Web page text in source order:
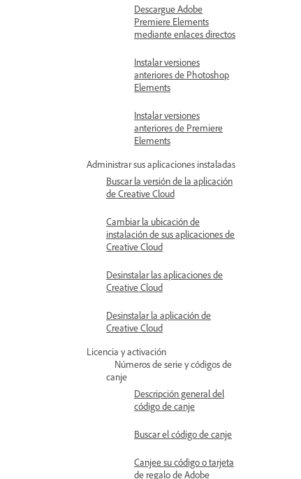
Descargue Adobe
Premiere Elements
mediante enlaces directos
Instalar versiones
anteriores de Photoshop
Elements
Instalar versiones
anteriores de Premiere
Elements
Administrar sus aplicaciones instaladas
Buscar la versión de la aplicación
de Creative Cloud
Cambiar la ubicación de
instalación de sus aplicaciones de
Creative Cloud
Desinstalar las aplicaciones de
Creative Cloud
Desinstalar la aplicación de
Creative Cloud
Licencia y activación
Números de serie y códigos de
canje
Descripción general del
código de canje
Buscar el código de canje
Canjee su código o tarjeta
de regalo de Adobe